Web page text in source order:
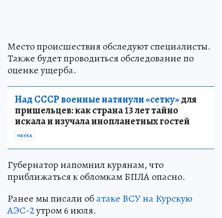
Место происшествия обследуют специалисты.
Также будет проводиться обследование по
оценке ущерба.
Над СССР военные натянули «сетку»для
пришельцев: как страна 13 лет тайно
искала и изучала инопланетных гостей
НАУКА
Губернатор напомнил курянам, что
приближаться к обломкам БПЛА опасно.
Ранее мы писали обатаке ВСУ на Курскую
АЭС-2утром 6 июля.